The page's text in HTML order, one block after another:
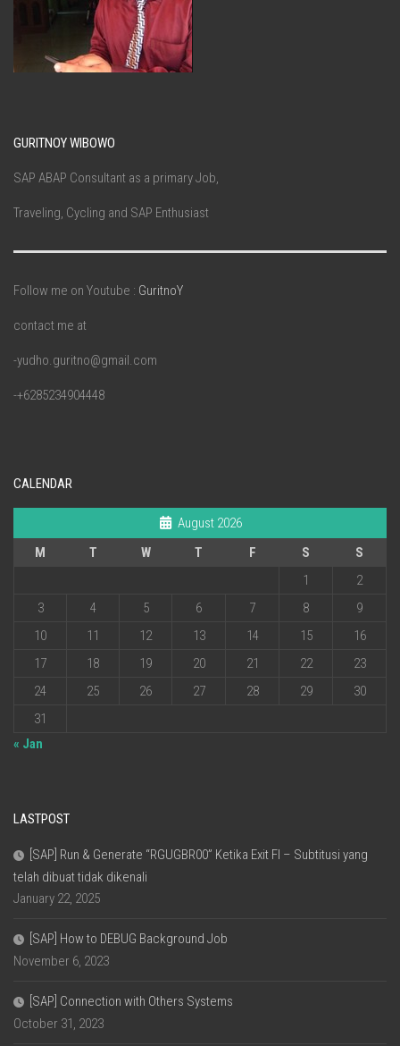
GURITNOY WIBOWO
SAP ABAP Consultant as a primary Job,
Traveling, Cycling and SAP Enthusiast
Follow me on Youtube : GuritnoY
contact me at
-yudho.guritno@gmail.com
-+6285234904448
CALENDAR
August 2026
M
T W T F S
S
1
2
3
4 5 6 7 8
9
10
11 12 13 14 15
16
17
18 19 20 21 22
23
24
25 26 27 28 29
30
31
« Jan
LASTPOST
[SAP] Run & Generate “RGUGBR00” Ketika Exit FI – Subtitusi yang
telah dibuat tidak dikenali
January 22, 2025
[SAP] How to DEBUG Background Job
November 6, 2023
[SAP] Connection with Others Systems
October 31, 2023